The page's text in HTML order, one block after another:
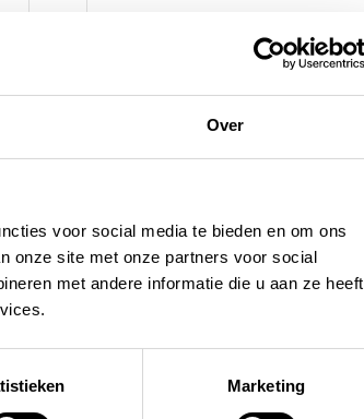
Over
voor social media te bieden en om ons
onze site met onze partners voor social
met andere informatie die u aan ze heeft
Marketing
klanten geven een